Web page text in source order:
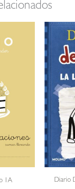
1A
Diario